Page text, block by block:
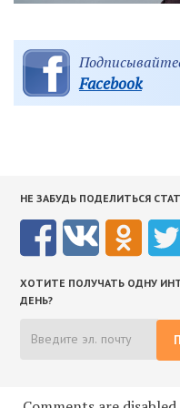
Facebook
НЕ ЗАБУДЬ ПОДЕЛИТЬСЯ
ХОТИТЕ ПОЛУЧАТЬ ОДНУ
ДЕНЬ?